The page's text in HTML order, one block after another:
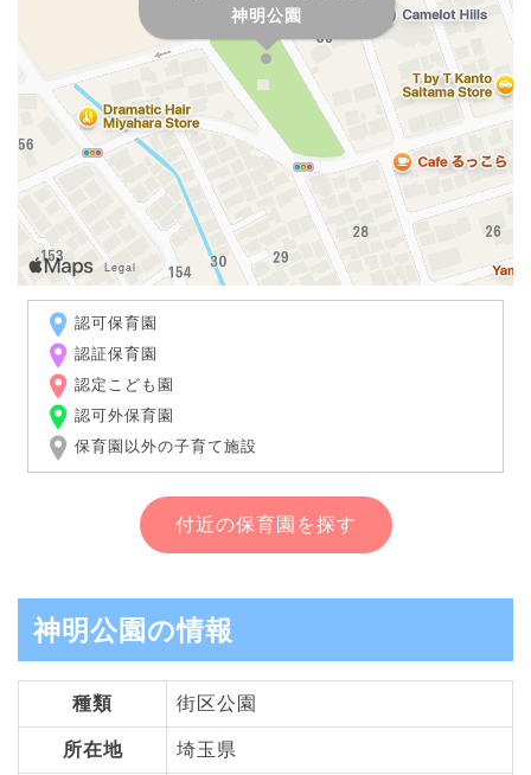
神明公園
認可保育園
認証保育園
認定こども園
認可外保育園
保育園以外の子育て施設
付近の保育園を探す
神明公園の情報
種類 街区公園
所在地 埼玉県